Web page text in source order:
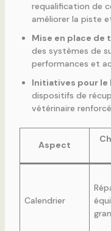
requalification de
améliorer la piste
Mise en place de
des systèmes de
performances et
Initiatives pour
dispositifs de
vétérinaire
Aspect
Calendrier